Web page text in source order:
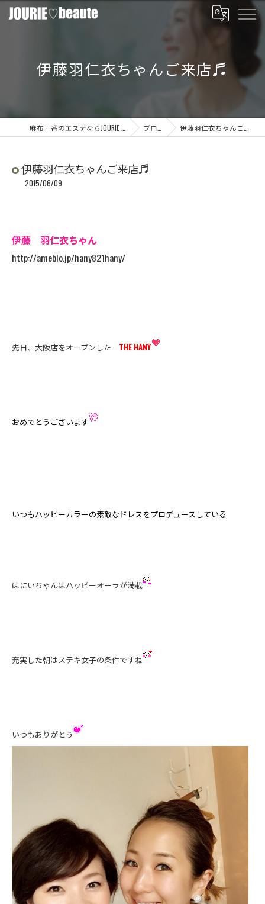
伊藤羽仁衣ちゃんご来店♬
ブログ 伊藤羽仁衣ちゃんご来店♬
伊藤羽仁衣ちゃんご来店♬
2015/06/09
伊藤 羽仁衣ちゃん
http://ameblo.jp/hany821hany/
先日、大阪店をオープンした THE HANY
おめでとうございます
いつもハッピーカラーの素敵なドレスをプロデュースしている
はにいちゃんはハッピーオーラが満載
充実した朝はステキ女子の条件ですね
いつもありがとう